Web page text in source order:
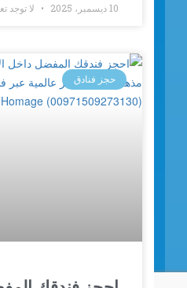
10 ديسمبر، 2025 لا توجد
حجز فنادق